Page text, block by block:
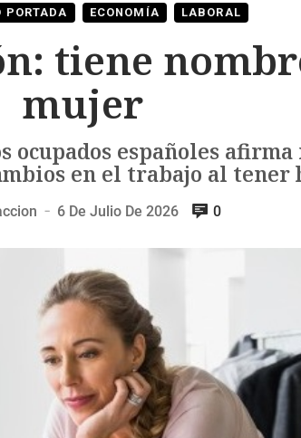
PORTADA ECONOMÍA LABORAL
tiene
mujer
ocupados españoles afirma
en el trabajo al tener
— 6 De Julio De 2026 0